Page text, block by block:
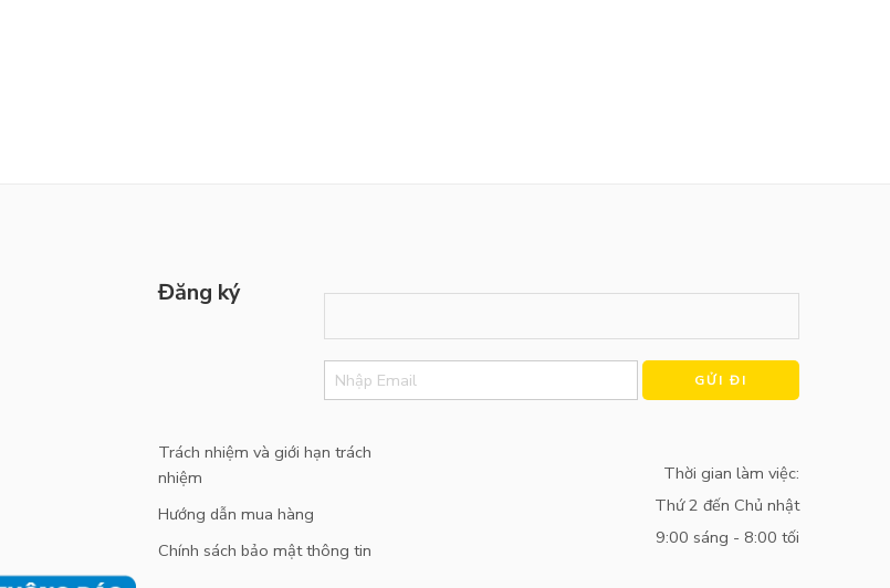
Đăng ký
Alternative:
Trách nhiệm và giới hạn trách
nhiệm
Hướng dẫn mua hàng
Chính sách bảo mật thông tin
Thời gian làm việc:
Thứ 2 đến Chủ nhật
9:00 sáng - 8:00 tối